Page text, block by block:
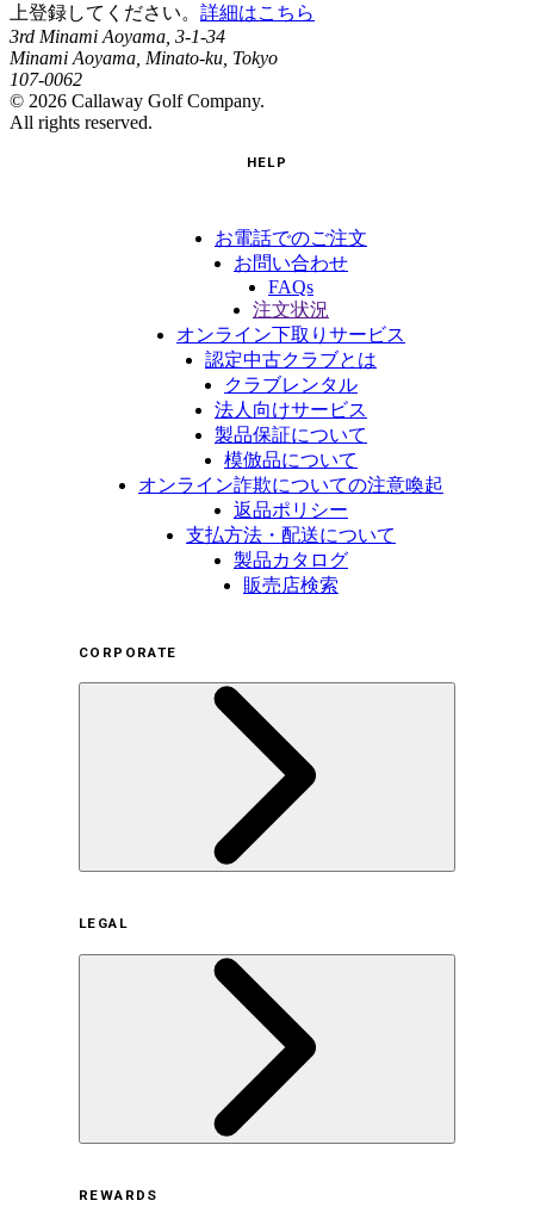
上登録してください。 詳細はこちら
3rd Minami Aoyama, 3-1-34
Minami Aoyama, Minato-ku, Tokyo
107-0062
© 2026 Callaway Golf Company.
All rights reserved.
HELP
お電話でのご注文
お問い合わせ
FAQs
注文状況
オンライン下取りサービス
認定中古クラブとは
クラブレンタル
法人向けサービス
製品保証について
模倣品について
オンライン詐欺についての注意喚起
返品ポリシー
支払方法・配送について
製品カタログ
販売店検索
CORPORATE
サステナビリティの取り組み（日本）
サステナビリティの取り組み（米国/英語）
ヒストリー
採用情報
LEGAL
REWARDS